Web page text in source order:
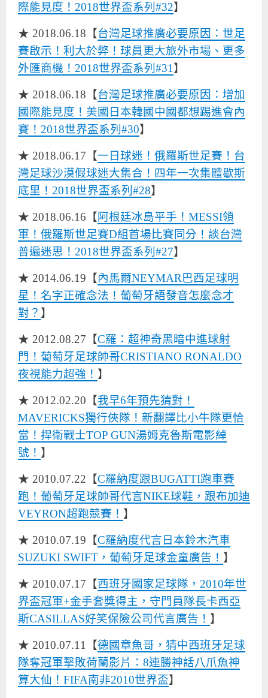
際能見度！2018世界盃系列#32】
★ 2018.06.18【台灣足球推廣必要原因：世足
賽啟示！利大於弊！球員更大旅外市場、更多
外匯商機！2018世界盃系列#31 】
★ 2018.06.18【台灣足球推廣必要原因：增加
國際能見度！美國日本韓國中國都想踢進會內
賽！2018世界盃系列#30】
★ 2018.06.17【一日球迷！俄羅斯世足賽！台
灣足球沙漠假球迷大集合！四年一次集體歇斯
底里！2018世界盃系列#28】
★ 2018.06.16【 阿根廷冰島平手！MESSI領
軍！俄羅斯世足賽D組首場比賽同分！談台灣
普遍迷思！2018世界盃系列#27】
★ 2014.06.19【內馬爾NEYMAR巴西足球明
星！名字正確念法！葡萄牙語發音怎麼念才
對？ 】
★ 2012.08.27【C羅：超神奇黑暗中進球射
門！葡萄牙足球帥哥CRISTIANO RONALDO
夜視能力超強！ 】
★ 2012.02.20【我早6年預先猜對！
MAVERICKS獨行俠隊！新翻譯比小牛隊更恰
當！捍衛戰士TOP GUN湯姆克魯斯電影綽
號！ 】
★ 2010.07.22【C羅納度跟BUGATTI跑車賽
跑！葡萄牙足球帥哥代言NIKE球鞋，跟布加迪
VEYRON超跑競賽！ 】
★ 2010.07.19【C羅納度代言日本鈴木汽車
SUZUKI SWIFT，葡萄牙足球金童廣告！ 】
★ 2010.07.17【西班牙國家足球隊，2010年世
界盃冠軍+金手套獎得主，守門員隊長卡西亞
斯CASILLAS好笑保險公司代言廣告！ 】
★ 2010.07.11【德國章魚哥，猜中西班牙足球
隊奪冠軍擊敗荷蘭影片：8連勝神話八爪魚神
算大仙！FIFA南非2010世界盃】